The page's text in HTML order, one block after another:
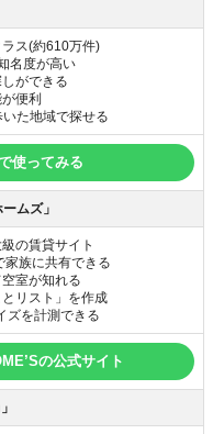
ラス(約610万件)
名度が高い
ができる
便利
いた地域で探せる
使ってみる
ムズ」
の賃貸サイト
家族に共有できる
室が知れる
リスト」を作成
ズを計測できる
の公式サイト